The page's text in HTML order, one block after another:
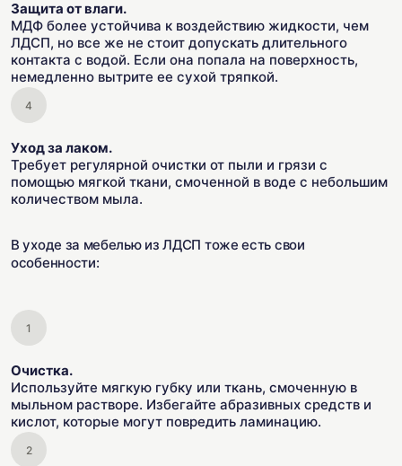
Защита от влаги.
МДФ более устойчива к воздействию жидкости, чем
ЛДСП, но все же не стоит допускать длительного
контакта с водой. Если она попала на поверхность,
немедленно вытрите ее сухой тряпкой.
Уход за лаком.
Требует регулярной очистки от пыли и грязи с
помощью мягкой ткани, смоченной в воде с небольшим
количеством мыла.
В уходе за мебелью из ЛДСП тоже есть свои
особенности:
Очистка.
Используйте мягкую губку или ткань, смоченную в
мыльном растворе. Избегайте абразивных средств и
кислот, которые могут повредить ламинацию.